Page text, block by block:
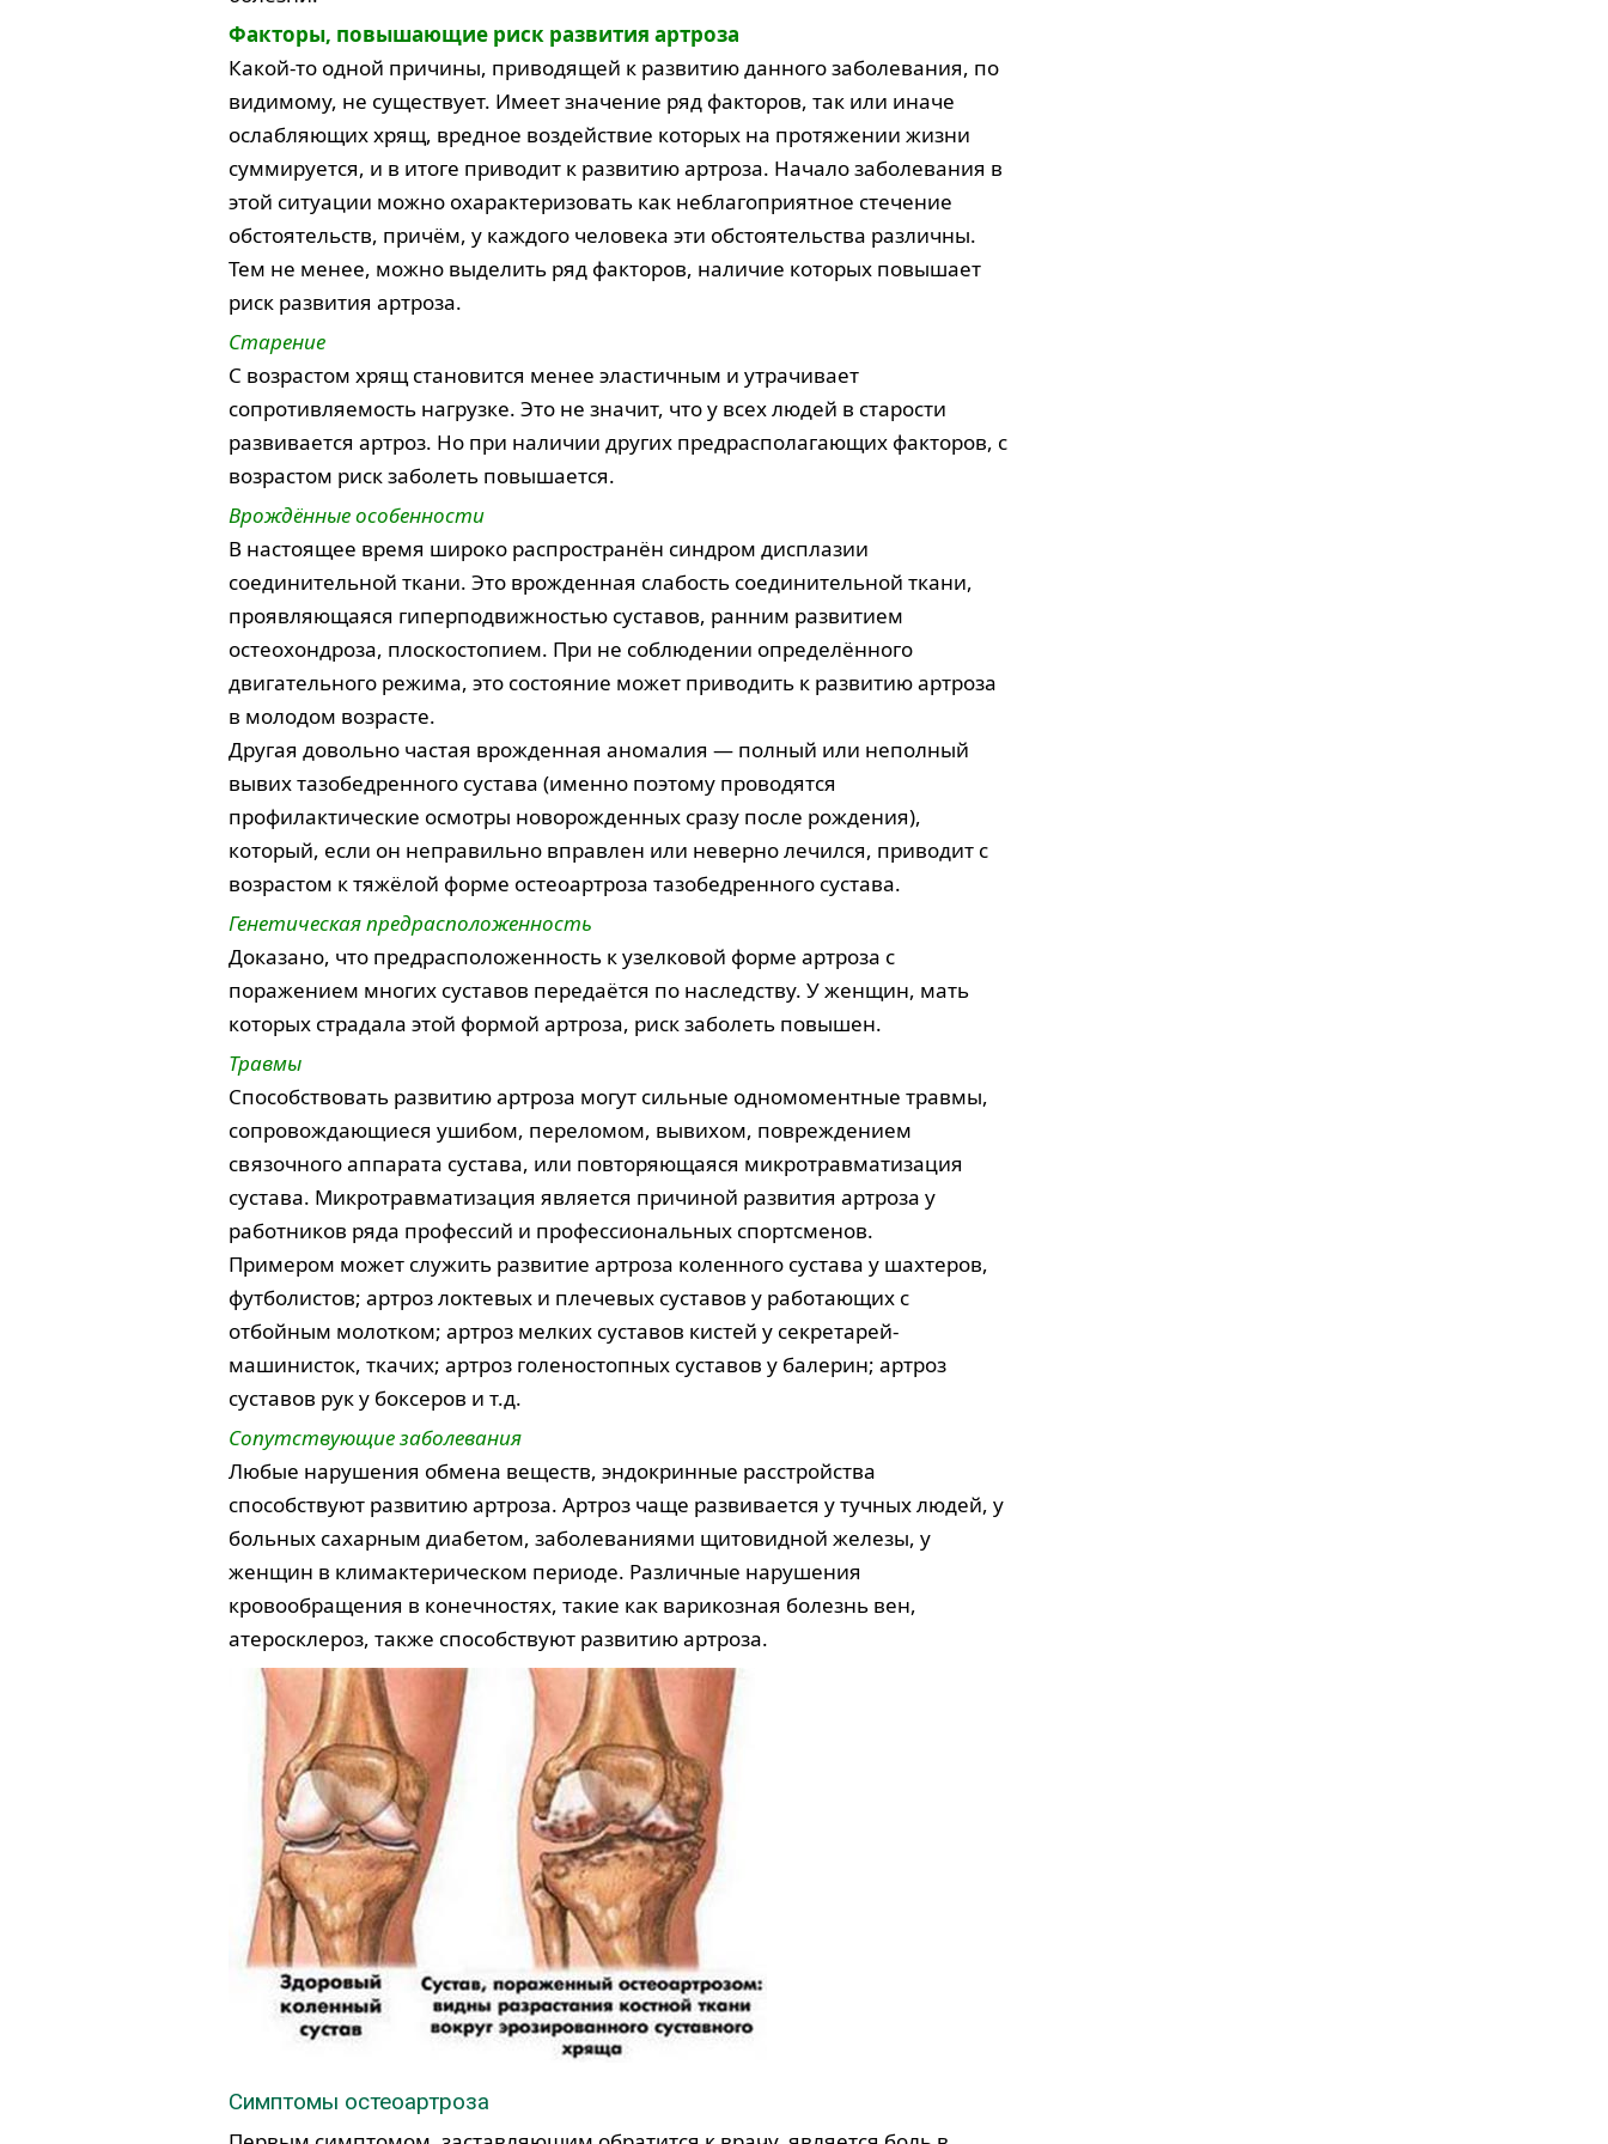
Факторы, повышающие риск развития артроза
Какой-то одной причины, приводящей к развитию данного заболевания, по
видимому, не существует. Имеет значение ряд факторов, так или иначе
ослабляющих хрящ, вредное воздействие которых на протяжении жизни
суммируется, и в итоге приводит к развитию артроза. Начало заболевания в
этой ситуации можно охарактеризовать как неблагоприятное стечение
обстоятельств, причём, у каждого человека эти обстоятельства различны.
Тем не менее, можно выделить ряд факторов, наличие которых повышает
риск развития артроза.
Старение
С возрастом хрящ становится менее эластичным и утрачивает
cопротивляемость нагрузке. Это не значит, что у всех людей в старости
развивается артроз. Но при наличии других предрасполагающих факторов, с
возрастом риск заболеть повышается.
Врождённые особенности
В настоящее время широко распространён синдром дисплазии
соединительной ткани. Это врожденная слабость соединительной ткани,
проявляющаяся гиперподвижностью суставов, ранним развитием
остеохондроза, плоскостопием. При не соблюдении определённого
двигательного режима, это состояние может приводить к развитию артроза
в молодом возрасте.
Другая довольно частая врожденная аномалия — полный или неполный
вывих тазобедренного сустава (именно поэтому проводятся
профилактические осмотры новорожденных сразу после рождения),
который, если он неправильно вправлен или неверно лечился, приводит с
возрастом к тяжёлой форме остеоартроза тазобедренного сустава.
Генетическая предрасположенность
Доказано, что предрасположенность к узелковой форме артроза с
поражением многих суставов передаётся по наследству. У женщин, мать
которых страдала этой формой артроза, риск заболеть повышен.
Травмы
Способствовать развитию артроза могут сильные одномоментные травмы,
сопровождающиеся ушибом, переломом, вывихом, повреждением
связочного аппарата сустава, или повторяющаяся микротравматизация
сустава. Микротравматизация является причиной развития артроза у
работников ряда профессий и профессиональных спортсменов.
Примером может служить развитие артроза коленного сустава у шахтеров,
футболистов; артроз локтевых и плечевых суставов у работающих с
отбойным молотком; артроз мелких суставов кистей у секретарей-
машинисток, ткачих; артроз голеностопных суставов у балерин; артроз
суставов рук у боксеров и т.д.
Сопутствующие заболевания
Любые нарушения обмена веществ, эндокринные расстройства
способствуют развитию артроза. Артроз чаще развивается у тучных людей, у
больных сахарным диабетом, заболеваниями щитовидной железы, у
женщин в климактерическом периоде. Различные нарушения
кровообращения в конечностях, такие как варикозная болезнь вен,
атеросклероз, также способствуют развитию артроза.
Симптомы остеоартроза